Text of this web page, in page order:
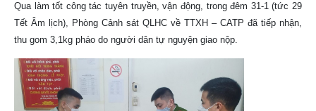
Qua làm tốt công tác tuyên truyền, vận động, trong đêm 31-1 (tức 29
Tết Âm lịch), Phòng Cảnh sát QLHC về TTXH – CATP đã tiếp nhận,
thu gom 3,1kg pháo do người dân tự nguyện giao nộp.